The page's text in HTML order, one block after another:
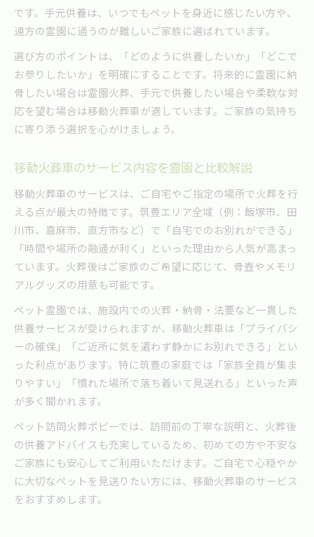
です。手元供養は、いつでもペットを身近に感じたい方や、
遠方の霊園に通うのが難しいご家族に選ばれています。
選び方のポイントは、「どのように供養したいか」「どこで
お参りしたいか」を明確にすることです。将来的に霊園に納
骨したい場合は霊園火葬、手元で供養したい場合や柔軟な対
応を望む場合は移動火葬車が適しています。ご家族の気持ち
に寄り添う選択を心がけましょう。
移動火葬車のサービス内容を霊園と比較解説
移動火葬車のサービスは、ご自宅やご指定の場所で火葬を行
える点が最大の特徴です。筑豊エリア全域（例：飯塚市、田
川市、嘉麻市、直方市など）で「自宅でのお別れができる」
「時間や場所の融通が利く」といった理由から人気が高まっ
ています。火葬後はご家族のご希望に応じて、骨壺やメモリ
アルグッズの用意も可能です。
ペット霊園では、施設内での火葬・納骨・法要など一貫した
供養サービスが受けられますが、移動火葬車は「プライバシ
ーの確保」「ご近所に気を遣わず静かにお別れできる」とい
った利点があります。特に筑豊の家庭では「家族全員が集ま
りやすい」「慣れた場所で落ち着いて見送れる」といった声
が多く聞かれます。
ペット訪問火葬ポピーでは、訪問前の丁寧な説明と、火葬後
の供養アドバイスも充実しているため、初めての方や不安な
ご家族にも安心してご利用いただけます。ご自宅で心穏やか
に大切なペットを見送りたい方には、移動火葬車のサービス
をおすすめします。